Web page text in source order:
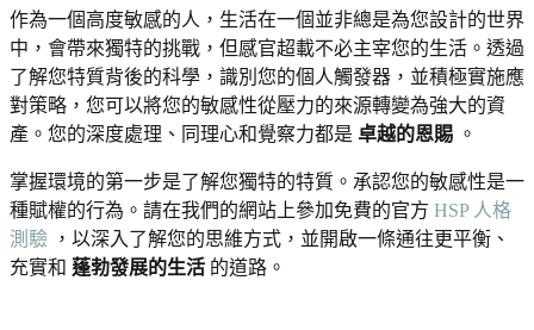
作為一個高度敏感的人，生活在一個並非總是為您設計的世界
中，會帶來獨特的挑戰，但感官超載不必主宰您的生活。透過
了解您特質背後的科學，識別您的個人觸發器，並積極實施應
對策略，您可以將您的敏感性從壓力的來源轉變為強大的資
產。您的深度處理、同理心和覺察力都是 卓越的恩賜 。
掌握環境的第一步是了解您獨特的特質。承認您的敏感性是一
種賦權的行為。請在我們的網站上參加免費的官方 HSP 人格
測驗 ，以深入了解您的思維方式，並開啟一條通往更平衡、
充實和 蓬勃發展的生活 的道路。